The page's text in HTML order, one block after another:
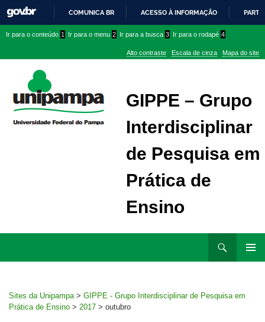
PARA
CONTEÚDO
COMUNICA BR ACESSO À INFORMAÇÃO
conteúdo
menu
superior
menu
Ir para o conteúdo 1 Ir para o menu 2 Ir para a busca 3 Ir para o rodapé 4
Alto contraste Escala de cinza Mapa do site
GIPPE – Grupo
Interdisciplinar
de Pesquisa em
Prática de
Ensino
Sites da Unipampa > GIPPE - Grupo Interdisciplinar de Pesquisa em
Prática de Ensino > 2017 > outubro